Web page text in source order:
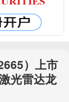
）上市
光雷达龙